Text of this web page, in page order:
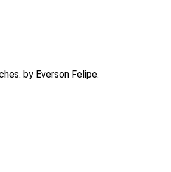
by Everson Felipe.